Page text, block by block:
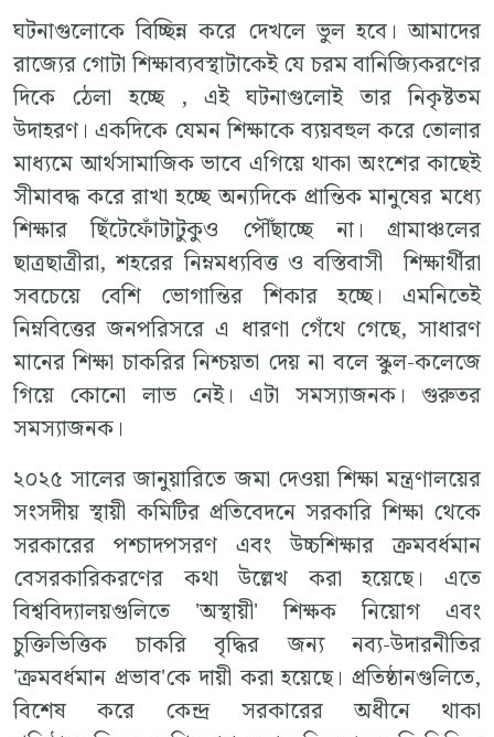
ঘটনাগুলোকে বিচ্ছিন্ন করে দেখলে ভুল হবে। আমাদের
রাজ্যের গোটা শিক্ষাব্যবস্থাটাকেই যে চরম বানিজ্যিকরণের
দিকে ঠেলা হচ্ছে , এই ঘটনাগুলোই তার নিকৃষ্টতম
উদাহরণ। একদিকে যেমন শিক্ষাকে ব্যয়বহুল করে তোলার
মাধ্যমে আর্থসামাজিক ভাবে এগিয়ে থাকা অংশের কাছেই
সীমাবদ্ধ করে রাখা হচ্ছে অন্যদিকে প্রান্তিক মানুষের মধ্যে
শিক্ষার ছিঁটেফোঁটাটুকুও পৌঁছাচ্ছে না। গ্রামাঞ্চলের
ছাত্রছাত্রীরা, শহরের নিম্নমধ্যবিত্ত ও বস্তিবাসী শিক্ষার্থীরা
সবচেয়ে বেশি ভোগান্তির শিকার হচ্ছে। এমনিতেই
নিম্নবিত্তের জনপরিসরে এ ধারণা গেঁথে গেছে, সাধারণ
মানের শিক্ষা চাকরির নিশ্চয়তা দেয় না বলে স্কুল-কলেজে
গিয়ে কোনো লাভ নেই। এটা সমস্যাজনক। গুরুতর
সমস্যাজনক।
২০২৫ সালের জানুয়ারিতে জমা দেওয়া শিক্ষা মন্ত্রণালয়ের
সংসদীয় স্থায়ী কমিটির প্রতিবেদনে সরকারি শিক্ষা থেকে
সরকারের পশ্চাদপসরণ এবং উচ্চশিক্ষার ক্রমবর্ধমান
বেসরকারিকরণের কথা উল্লেখ করা হয়েছে। এতে
বিশ্ববিদ্যালয়গুলিতে 'অস্থায়ী' শিক্ষক নিয়োগ এবং
চুক্তিভিত্তিক চাকরি বৃদ্ধির জন্য নব্য-উদারনীতির
'ক্রমবর্ধমান প্রভাব'কে দায়ী করা হয়েছে। প্রতিষ্ঠানগুলিতে,
বিশেষ করে কেন্দ্র সরকারের অধীনে থাকা